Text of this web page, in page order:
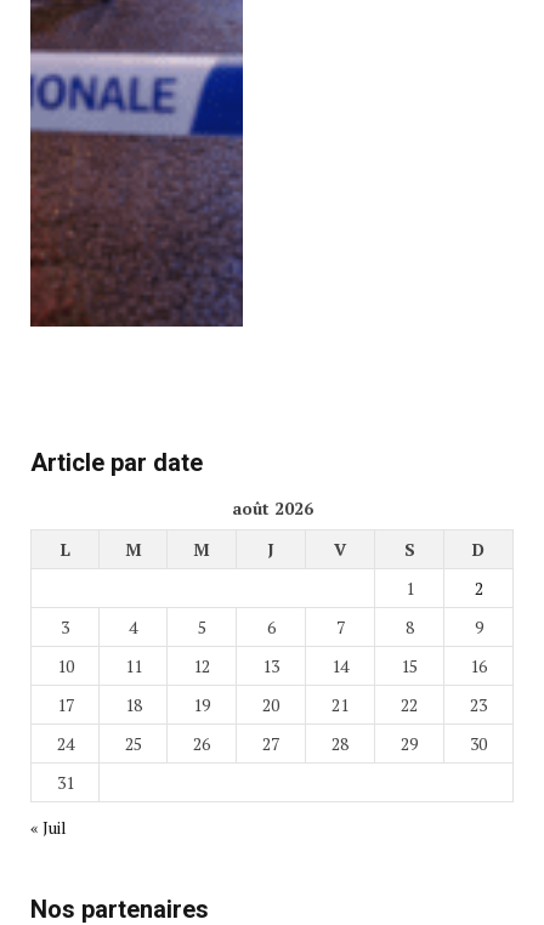
Article par date
août 2026
L
M M J V S
D
1
2
3
4 5 6 7 8
9
10
11 12 13 14 15
16
17
18 19 20 21 22
23
24
25 26 27 28 29
30
31
« Juil
Nos partenaires